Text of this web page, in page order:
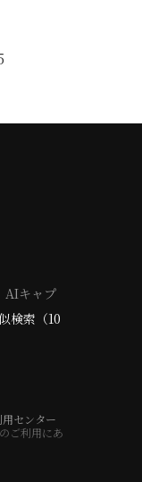
AIキャプ
検索（10
センター
ご利用にあ